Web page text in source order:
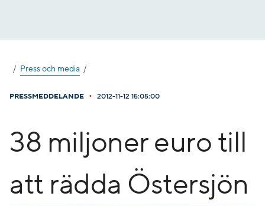
Press och media
PRESSMEDDELANDE • 2012-11-12 15:05:00
38 miljoner euro till
att rädda Östersjön